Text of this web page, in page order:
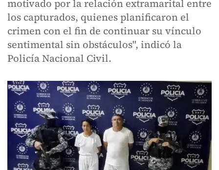
motivado por la relación extramarital entre
los capturados, quienes planificaron el
crimen con el fin de continuar su vínculo
sentimental sin obstáculos", indicó la
Policía Nacional Civil.